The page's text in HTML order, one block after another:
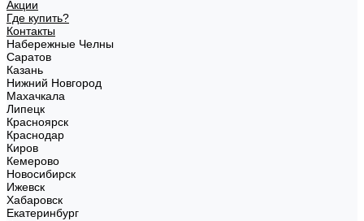
Акции
Где купить?
Контакты
Набережные Челны
Саратов
Казань
Нижний Новгород
Махачкала
Липецк
Красноярск
Краснодар
Киров
Кемерово
Новосибирск
Ижевск
Хабаровск
Екатеринбург